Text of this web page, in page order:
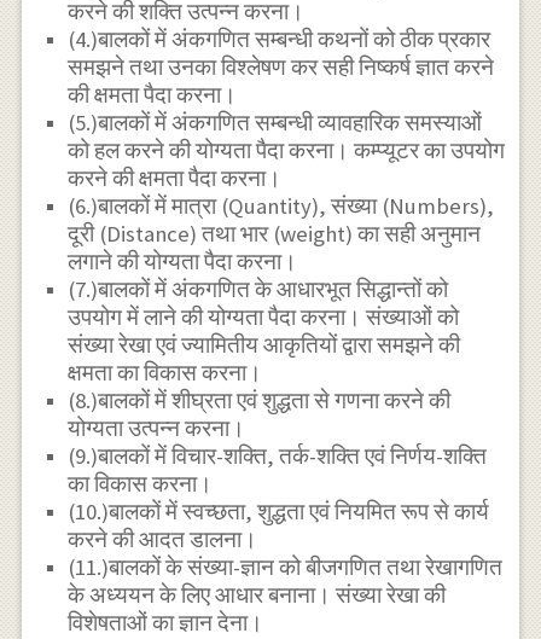
करने की शक्ति उत्पन्न करना।
(4.)बालकों में अंकगणित सम्बन्धी कथनों को ठीक प्रकार
समझने तथा उनका विश्लेषण कर सही निष्कर्ष ज्ञात करने
की क्षमता पैदा करना।
(5.)बालकों में अंकगणित सम्बन्धी व्यावहारिक समस्याओं
को हल करने की योग्यता पैदा करना। कम्प्यूटर का उपयोग
करने की क्षमता पैदा करना।
(6.)बालकों में मात्रा (Quantity), संख्या (Numbers),
दूरी (Distance) तथा भार (weight) का सही अनुमान
लगाने की योग्यता पैदा करना।
(7.)बालकों में अंकगणित के आधारभूत सिद्धान्तों को
उपयोग में लाने की योग्यता पैदा करना। संख्याओं को
संख्या रेखा एवं ज्यामितीय आकृतियों द्वारा समझने की
क्षमता का विकास करना।
(8.)बालकों में शीघ्रता एवं शुद्धता से गणना करने की
योग्यता उत्पन्न करना।
(9.)बालकों में विचार-शक्ति, तर्क-शक्ति एवं निर्णय-शक्ति
का विकास करना।
(10.)बालकों में स्वच्छता, शुद्धता एवं नियमित रूप से कार्य
करने की आदत डालना।
(11.)बालकों के संख्या-ज्ञान को बीजगणित तथा रेखागणित
के अध्ययन के लिए आधार बनाना। संख्या रेखा की
विशेषताओं का ज्ञान देना।